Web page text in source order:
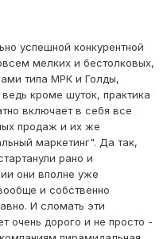
успешной конкурентной
мелких и бестолковых,
типа МРК и Голды,
кроме шуток, практика
включает в себя все
продаж и их же
маркетинг". Да так,
рано и
они вполне уже
и собственно
И сломать эти
очень дорого и не просто -